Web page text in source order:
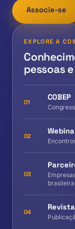
Associe-se
EXPLORE A
pessoas
01
COBEP
02
03
brasileira
04